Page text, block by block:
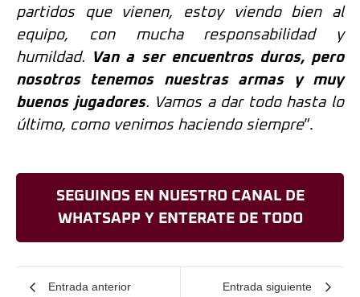
partidos que vienen, estoy viendo bien al
equipo, con mucha responsabilidad y
humildad.
Van a ser encuentros duros, pero
nosotros tenemos nuestras armas y muy
buenos jugadores. Vamos a dar todo hasta lo
último, como venimos haciendo siempre”.
SEGUINOS EN NUESTRO CANAL DE
WHATSAPP Y ENTERATE DE TODO
Entrada anterior Entrada siguiente